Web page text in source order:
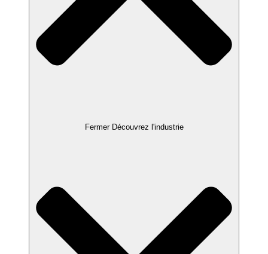
Fermer Découvrez l'industrie